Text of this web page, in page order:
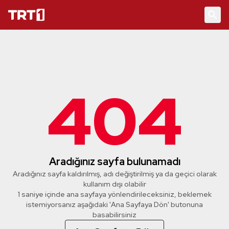
404
Aradığınız sayfa bulunamadı
Aradığınız sayfa kaldırılmış, adı değiştirilmiş ya da geçici olarak
kullanım dışı olabilir
1 saniye içinde ana sayfaya yönlendirileceksiniz, beklemek
istemiyorsanız aşağıdaki 'Ana Sayfaya Dön' butonuna
basabilirsiniz